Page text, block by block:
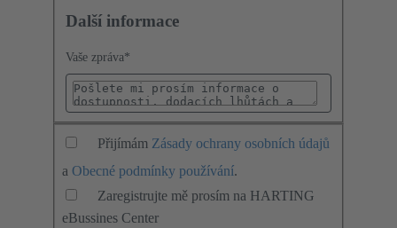
Další informace
Vaše zpráva*
Přijímám Zásady ochrany osobních údajů
a Obecné podmínky používání.
Zaregistrujte mě prosím na HARTING
eBussines Center